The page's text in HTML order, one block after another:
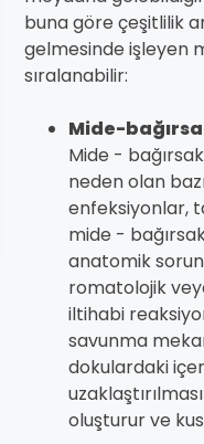
buna göre çeşitlilik
gelmesinde işleyen
sıralanabilir:
Mide-
Mide -
neden olan
enfeksiyonlar,
mide -
anatomik
romatolojik
iltihabi
savunma
dokulardaki
oluşturur ve